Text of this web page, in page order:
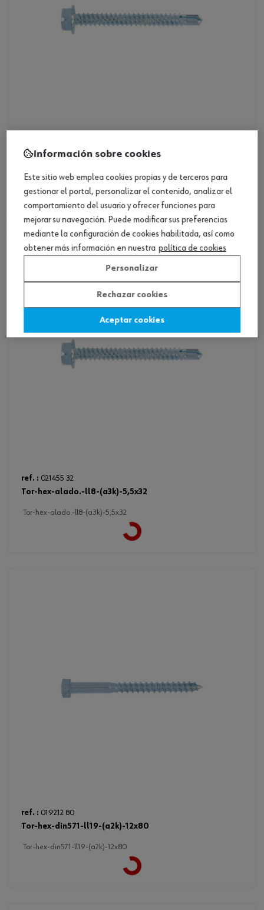
tor-hex-alado.-ll8-(a3k)-5,5x19
tor-hex-alado.-ll8-(a3k)-5,5x19 Loading...
ref. : 021455 32
tor-hex-alado.-ll8-(a3k)-5,5x32
tor-hex-alado.-ll8-(a3k)-5,5x32 Loading...
ref. : 019212 80
tor-hex-din571-ll19-(a2k)-12x80
tor-hex-din571-ll19-(a2k)-12x80 Loading...
Información sobre cookies
Este sitio web emplea cookies propias y de terceros para
gestionar el portal, personalizar el contenido, analizar el
comportamiento del usuario y ofrecer funciones para
mejorar su navegación. Puede modificar sus preferencias
mediante la configuración de cookies habilitada, así como
obtener más información en nuestra política de cookies
Personalizar
Rechazar cookies
Aceptar cookies